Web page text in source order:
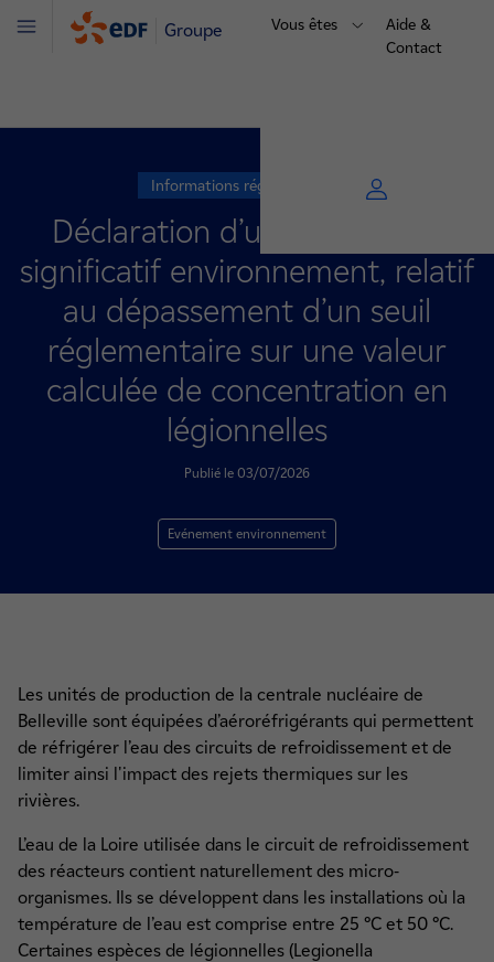
Groupe Vous êtes
Aide &
Contact
Menu
Informations réglementaires
Déclaration d’un événement
significatif environnement, relatif
au dépassement d’un seuil
réglementaire sur une valeur
calculée de concentration en
légionnelles
Publié le 03/07/2026
Evénement environnement
Les unités de production de la centrale nucléaire de
Belleville sont équipées d’aéroréfrigérants qui permettent
de réfrigérer l’eau des circuits de refroidissement et de
limiter ainsi l'impact des rejets thermiques sur les
rivières.
L’eau de la Loire utilisée dans le circuit de refroidissement
des réacteurs contient naturellement des micro-
organismes. Ils se développent dans les installations où la
température de l’eau est comprise entre 25 °C et 50 °C.
Certaines espèces de légionnelles (Legionella